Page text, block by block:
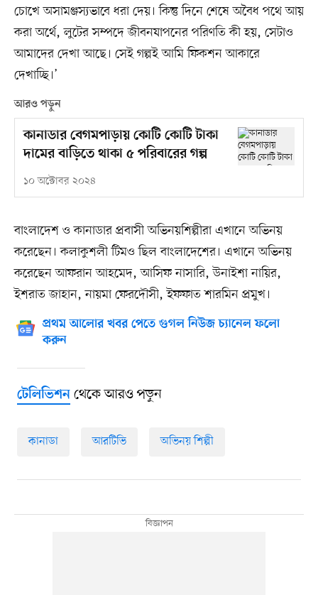
চোখে অসামঞ্জস্যভাবে ধরা দেয়। কিন্তু দিনে শেষে অবৈধ পথে আয়
করা অর্থে, লুটের সম্পদে জীবনযাপনের পরিণতি কী হয়, সেটাও
আমাদের দেখা আছে। সেই গল্পই আমি ফিকশন আকারে
দেখাচ্ছি।’
আরও পড়ুন
কানাডার বেগমপাড়ায় কোটি কোটি টাকা
দামের বাড়িতে থাকা ৫ পরিবারের গল্প
১০ অক্টোবর ২০২৪
বাংলাদেশ ও কানাডার প্রবাসী অভিনয়শিল্পীরা এখানে অভিনয়
করেছেন। কলাকুশলী টিমও ছিল বাংলাদেশের। এখানে অভিনয়
করেছেন আফরান আহমেদ, আসিফ নাসারি, উনাইশা নায়ির,
ইশরাত জাহান, নায়মা ফেরদৌসী, ইফফাত শারমিন প্রমুখ।
প্রথম আলোর খবর পেতে গুগল নিউজ চ্যানেল ফলো
করুন
টেলিভিশনথেকে আরও পড়ুন
কানাডা আরটিভি অভিনয় শিল্পী